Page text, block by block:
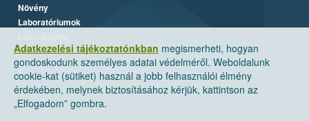
Adatkezelési tájékoztatónkban megismerheti, hogyan
gondoskodunk személyes adatai védelméről. Weboldalunk
cookie-kat (sütiket) használ a jobb felhasználói élmény
érdekében, melynek biztosításához kérjük, kattintson az
„Elfogadom” gombra.
Növény
Laboratóriumok